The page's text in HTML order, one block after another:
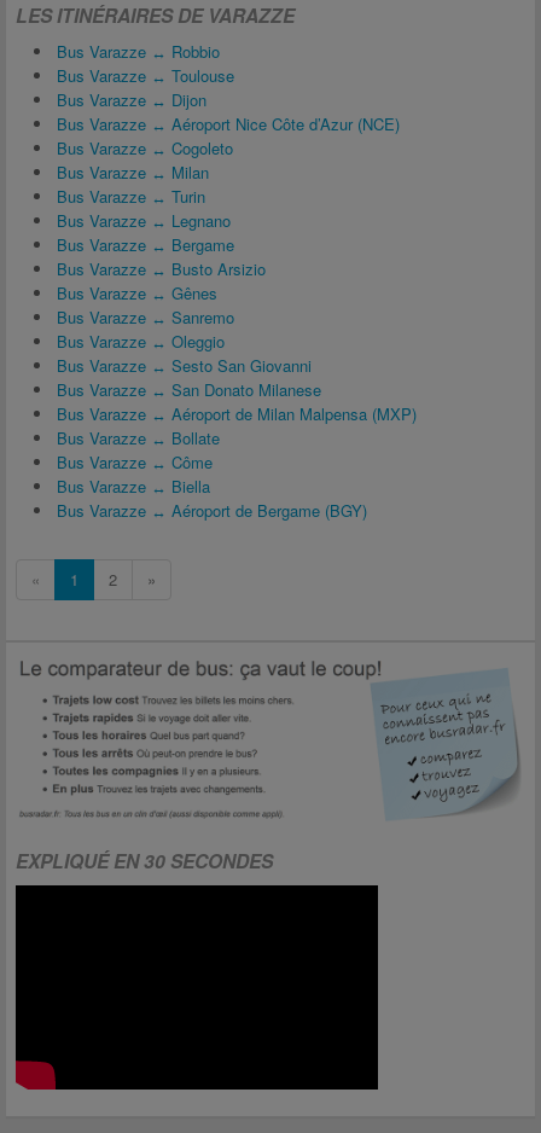
LES ITINÉRAIRES DE VARAZZE
Bus Varazze ↔ Robbio
Bus Varazze ↔ Toulouse
Bus Varazze ↔ Dijon
Bus Varazze ↔ Aéroport Nice Côte d’Azur (NCE)
Bus Varazze ↔ Cogoleto
Bus Varazze ↔ Milan
Bus Varazze ↔ Turin
Bus Varazze ↔ Legnano
Bus Varazze ↔ Bergame
Bus Varazze ↔ Busto Arsizio
Bus Varazze ↔ Gênes
Bus Varazze ↔ Sanremo
Bus Varazze ↔ Oleggio
Bus Varazze ↔ Sesto San Giovanni
Bus Varazze ↔ San Donato Milanese
Bus Varazze ↔ Aéroport de Milan Malpensa (MXP)
Bus Varazze ↔ Bollate
Bus Varazze ↔ Côme
Bus Varazze ↔ Biella
Bus Varazze ↔ Aéroport de Bergame (BGY)
« 1 2 »
EXPLIQUÉ EN 30 SECONDES